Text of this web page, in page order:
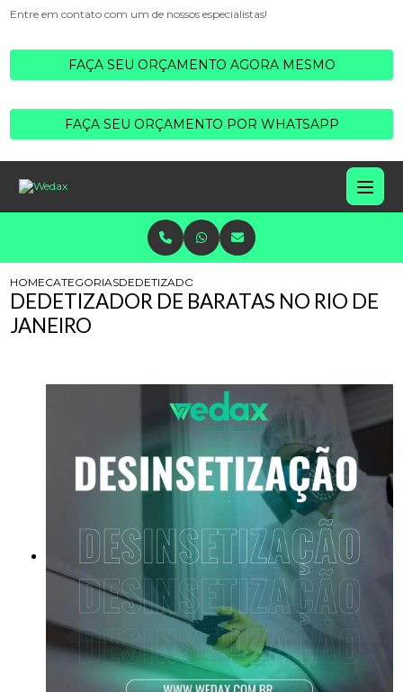
Entre em contato com um de nossos especialistas!
FAÇA SEU ORÇAMENTO AGORA MESMO
FAÇA SEU ORÇAMENTO POR WHATSAPP
HOMECATEGORIASDEDETIZADOR BARATAS NO RIO JANEIRO
DEDETIZADOR DE BARATAS NO RIO DE
JANEIRO